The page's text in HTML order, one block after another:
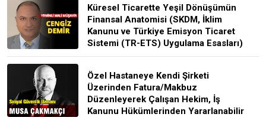
Küresel Ticarette Yeşil Dönüşümün
Finansal Anatomisi (SKDM, İklim
Kanunu ve Türkiye Emisyon Ticaret
Sistemi (TR-ETS) Uygulama Esasları)
Özel Hastaneye Kendi Şirketi
Üzerinden Fatura/Makbuz
Düzenleyerek Çalışan Hekim, İş
Kanunu Hükümlerinden Yararlanabilir